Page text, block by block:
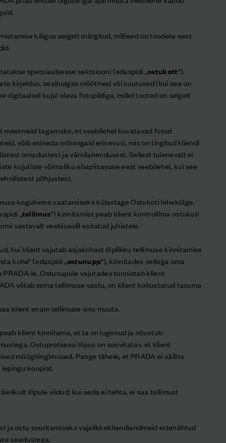
käigus selgelt märgitud, millised on toodete eest
spetsiaalsesse sektsiooni (edaspidi „ostukott“).
kirjeldus, sealhulgas mõõtmed või suurused (kui see on
digitaalsel kujul oleva fotopildiga, millel tooted on selgelt
meetmeid tagamaks, et veebilehel kuvatavad fotod
võib esineda mõningaid erinevusi, mis on tingitud kliendi
omadustest ja värvilahendusest. Sellest tulenevalt ei
kujutiste võimaliku ebapiisavuse eest veebilehel, kui see
põhjustest.
koguhinna vaatamiseks külastage Ostukoti lehekülge.
„tellimus“) kinnitamist peab klient kontrollima ostukoti
vastavalt veebisaidil esitatud juhistele.
kui klient vajutab asjakohast lõplikku tellimuse kinnitamise
kohe“ (edaspidi „ostunupp“), kinnitades sellega oma
le. Ostunupule vajutades tunnistab klient
võtab tema tellimuse vastu, on klient kohustatud tasuma
klient enam tellimuse sisu muuta.
klient kinnitama, et ta on lugenud ja nõustub
Ostuprotsessi lõpus on soovitatav, et klient
müügitingimused. Pange tähele, et PRADA ei säilita
koopiat.
lõpule viidud; kui seda ei tehta, ei saa tellimust
ja ostu sooritamiseks vajalikkekliendiandmeid ettenähtud
seadustega.